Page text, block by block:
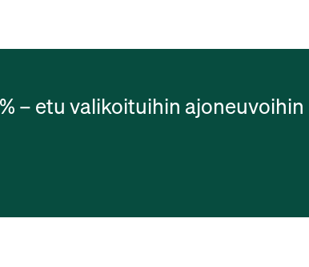
– etu valikoituihin ajoneuvoihin